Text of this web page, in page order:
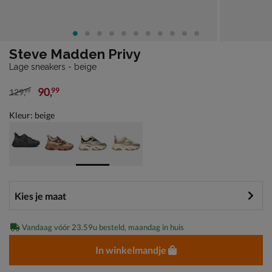
Steve Madden Privy
Lage sneakers - beige
van € 129,99 voor € 90,99
129,99 90,99
Kleur: beige
Vandaag vóór 23.59u besteld, maandag in huis
In winkelmandje